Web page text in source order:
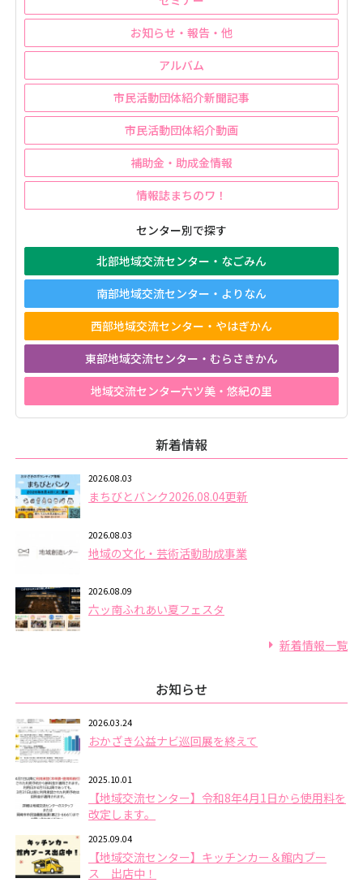
お知らせ・報告・他
アルバム
市民活動団体紹介新聞記事
市民活動団体紹介動画
補助金・助成金情報
情報誌まちのワ！
センター別で探す
北部地域交流センター・なごみん
南部地域交流センター・よりなん
西部地域交流センター・やはぎかん
東部地域交流センター・むらさきかん
地域交流センター六ツ美・悠紀の里
新着情報
2026.08.03
まちびとバンク2026.08.04更新
2026.08.03
地域の文化・芸術活動助成事業
2026.08.09
六ッ南ふれあい夏フェスタ
新着情報一覧
お知らせ
2026.03.24
おかざき公益ナビ巡回展を終えて
2025.10.01
【地域交流センター】令和8年4月1日から使用料を
改定します。
2025.09.04
【地域交流センター】キッチンカー＆館内ブー
ス 出店中！